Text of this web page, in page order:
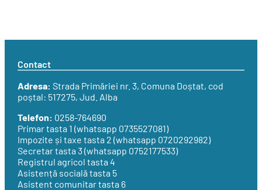
Contact
Adresa: Strada Primăriei nr. 3, Comuna Doștat, cod
poștal: 517275, Jud. Alba
Telefon: 0258-764690
Primar tasta 1 (whatsapp 0735527081)
Impozite și taxe tasta 2 (whatsapp 0720292982)
Secretar tasta 3 (whatsapp 0752177533)
Registrul agricol tasta 4
Asistență socială tasta 5
Asistent comunitar tasta 6